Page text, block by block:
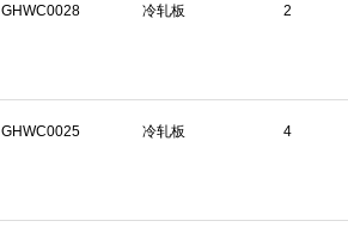
GHWC0028 冷轧板 2
GHWC0025 冷轧板 4